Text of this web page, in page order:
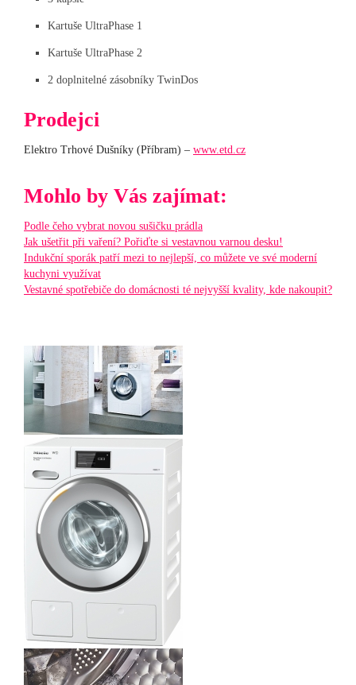
Kartuše UltraPhase 1
Kartuše UltraPhase 2
2 doplnitelné zásobníky TwinDos
Prodejci
Elektro Trhové Dušníky (Příbram) – www.etd.cz
Mohlo by Vás zajímat:
Podle čeho vybrat novou sušičku prádla
Jak ušetřit při vaření? Pořiďte si vestavnou varnou desku!
Indukční sporák patří mezi to nejlepší, co můžete ve své moderní
kuchyni využívat
Vestavné spotřebiče do domácnosti té nejvyšší kvality, kde nakoupit?